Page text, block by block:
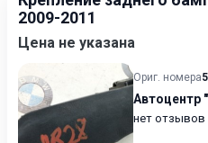
2009-2011
Цена не указана
Ориг. номера
Автоцентр
нет отзывов